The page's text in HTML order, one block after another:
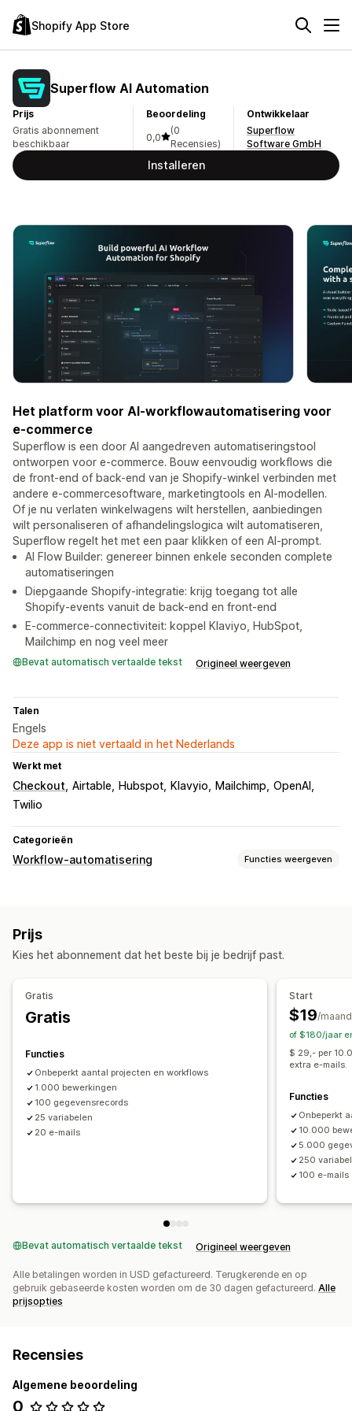
Shopify App Store
Superflow AI Automation
Prijs
Gratis abonnement
beschikbaar
Beoordeling
0,0
(0
Recensies)
Ontwikkelaar
Superflow
Software GmbH
Installeren
Het platform voor AI-workflowautomatisering voor
e-commerce
Superflow is een door AI aangedreven automatiseringstool
ontworpen voor e-commerce. Bouw eenvoudig workflows die
de front-end of back-end van je Shopify-winkel verbinden met
andere e-commercesoftware, marketingtools en AI-modellen.
Of je nu verlaten winkelwagens wilt herstellen, aanbiedingen
wilt personaliseren of afhandelingslogica wilt automatiseren,
Superflow regelt het met een paar klikken of een AI-prompt.
AI Flow Builder: genereer binnen enkele seconden complete
automatiseringen
Diepgaande Shopify-integratie: krijg toegang tot alle
Shopify-events vanuit de back-end en front-end
E-commerce-connectiviteit: koppel Klaviyo, HubSpot,
Mailchimp en nog veel meer
Bevat automatisch vertaalde tekst Origineel weergeven
Talen
Engels
Deze app is niet vertaald in het Nederlands
Werkt met
Checkout Airtable Hubspot Klavyio Mailchimp OpenAI
Twilio
Categorieën
Workflow-automatisering Functies weergeven
Retourverwerking
Op tijd gebaseerd Verwerking van bestellingen
Prijs
Kies het abonnement dat het beste bij je bedrijf past.
Gratis
Gratis
Functies
Onbeperkt aantal projecten en workflows
1.000 bewerkingen
100 gegevensrecords
25 variabelen
20 e-mails
Start
$19/maand
of $180/jaar
$ 29,- per
extra e-mails.
Functies
Onbeperkt
10.000
5.000
250
100 e-mails
Bevat automatisch vertaalde tekst Origineel weergeven
Alle betalingen worden in USD gefactureerd. Terugkerende en op
gebruik gebaseerde kosten worden om de 30 dagen gefactureerd. Alle
prijsopties
Recensies
Algemene beoordeling
0